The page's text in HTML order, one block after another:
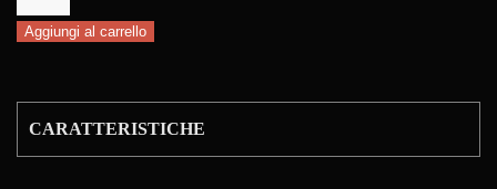
Mascetti
quantità
Aggiungi al carrello
CARATTERISTICHE